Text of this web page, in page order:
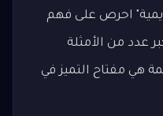
احرص على فهم
عدد من الأمثلة
هي مفتاح التميز في